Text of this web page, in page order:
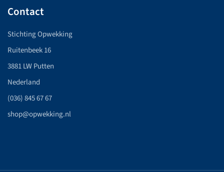
Contact
Stichting Opwekking
Ruitenbeek 16
3881 LW Putten
Nederland
(036) 845 67 67
shop@opwekking.nl